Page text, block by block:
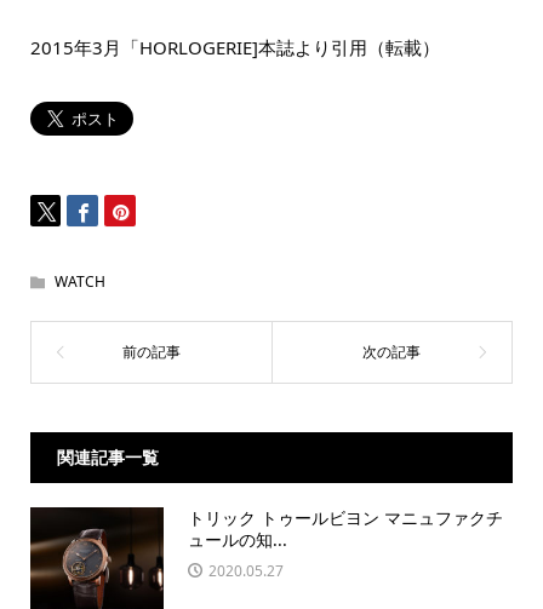
2015年3月「HORLOGERIE]本誌より引用（転載）
WATCH
関連記事一覧
トリック トゥールビヨン マニュファクチ
ュールの知...
2020.05.27